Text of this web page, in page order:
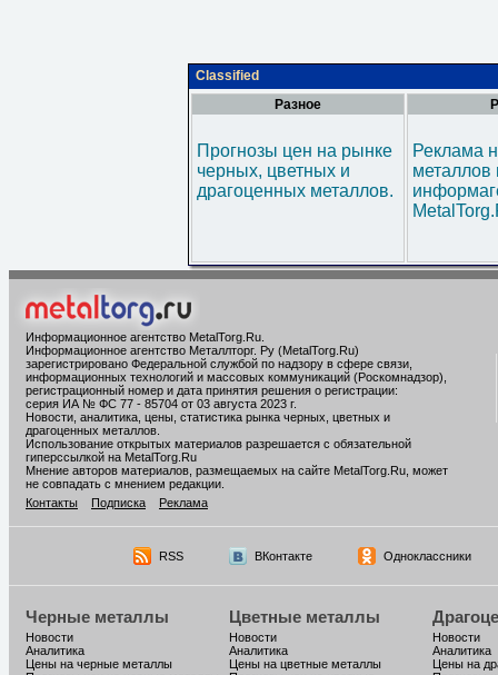
Classified
Разное
Прогнозы цен на рынке
черных, цветных и
драгоценных металлов.
Реклама
металлов
Информационное агентство MetalTorg.Ru
Информационное агентство Металлторг. Ру (MetalTorg.Ru)
зарегистрировано Федеральной службой по надзору в сфере связи,
информационных технологий и массовых коммуникаций (Роскомнадзор),
регистрационный номер и дата принятия решения о регистрации:
серия ИА № ФС 77 - 85704 от 03 августа 2023 г.
Новости, аналитика, цены, статистика рынка черных, цветных и
драгоценных металлов.
Использование открытых материалов разрешается с обязательной
гиперссылкой на MetalTorg.Ru
Мнение авторов материалов, размещаемых на сайте MetalTorg.Ru, может
не совпадать с мнением редакции.
Контакты
Подписка Реклама
RSS ВКонтакте Одноклассники
Черные металлы
Новости
Аналитика
Цены на черные металлы
Цветные металлы
Новости
Аналитика
Цены на цветные металлы
Новости
Аналитика
Цены на